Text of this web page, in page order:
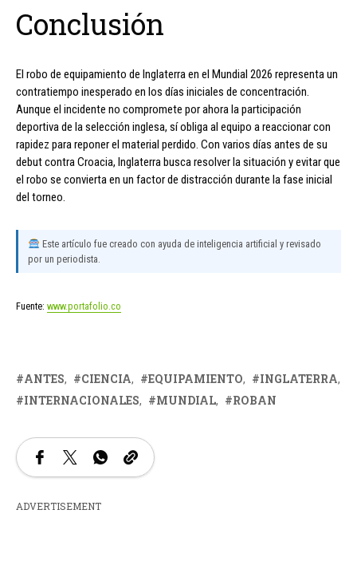
Conclusión
El robo de equipamiento de Inglaterra en el Mundial 2026 representa un
contratiempo inesperado en los días iniciales de concentración.
Aunque el incidente no compromete por ahora la participación
deportiva de la selección inglesa, sí obliga al equipo a reaccionar con
rapidez para reponer el material perdido. Con varios días antes de su
debut contra Croacia, Inglaterra busca resolver la situación y evitar que
el robo se convierta en un factor de distracción durante la fase inicial
del torneo.
Este artículo fue creado con ayuda de inteligencia artificial y revisado
por un periodista.
Fuente: www.portafolio.co
ANTES CIENCIA EQUIPAMIENTO
INGLATERRA
INTERNACIONALES
MUNDIAL ROBAN
ADVERTISEMENT